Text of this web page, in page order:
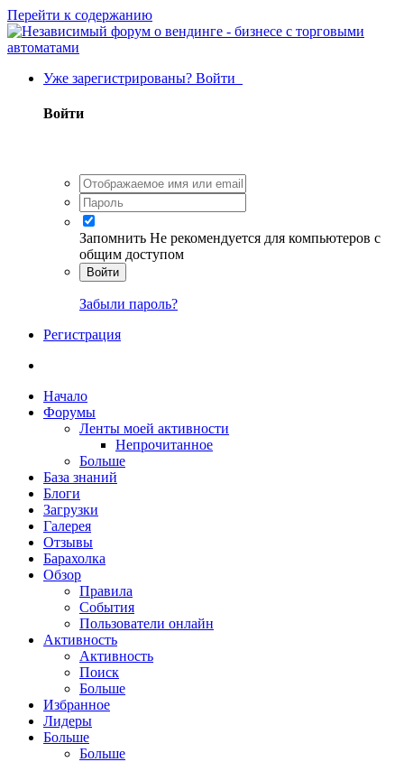
Перейти к содержанию
Уже зарегистрированы? Войти
Войти
Запомнить Не рекомендуется для компьютеров с
общим доступом
Войти
Забыли пароль?
Регистрация
Начало
Форумы
Ленты моей активности
Непрочитанное
Больше
База знаний
Блоги
Загрузки
Галерея
Отзывы
Барахолка
Обзор
Правила
События
Пользователи онлайн
Активность
Активность
Поиск
Больше
Избранное
Лидеры
Больше
Больше